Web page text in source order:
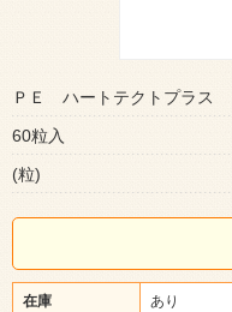
ＰＥ ハートテクトプラス
60粒入
(粒)
在庫 あり